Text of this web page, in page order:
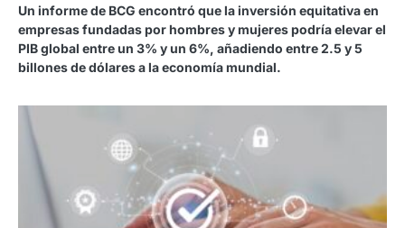
Un informe de BCG encontró que la inversión equitativa en
empresas fundadas por hombres y mujeres podría elevar el
PIB global entre un 3% y un 6%, añadiendo entre 2.5 y 5
billones de dólares a la economía mundial.